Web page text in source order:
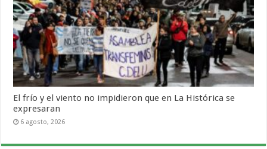
El frío y el viento no impidieron que en La Histórica se
expresaran
6 agosto, 2026